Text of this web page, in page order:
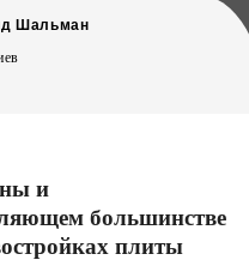
Шальман
и
большинстве
плиты